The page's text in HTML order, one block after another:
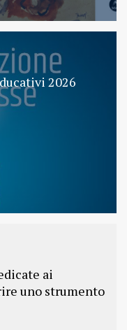
2026
ai
uno strumento